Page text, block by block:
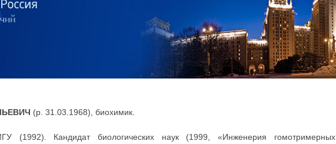
(р. 31.03.1968), биохимик.
(1992). Кандидат биологических наук (1999, «Инженерия гомотримерных